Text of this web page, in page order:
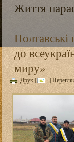
Життя
Полтавські
до
миру»
Друк| |